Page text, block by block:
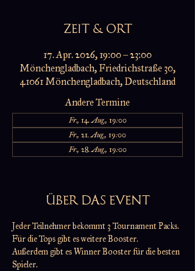
ZEIT & ORT
17. Apr. 2026, 19:00 – 23:00
Mönchengladbach, Friedrichstraße 30,
41061 Mönchengladbach, Deutschland
Andere Termine
Fr., 14. Aug., 19:00
Fr., 21. Aug., 19:00
Fr., 28. Aug., 19:00
ÜBER DAS EVENT
Jeder Teilnehmer bekommt 3 Tournament Packs.
Für die Tops gibt es weitere Booster.
Außerdem gibt es Winner Booster für die besten
Spieler.